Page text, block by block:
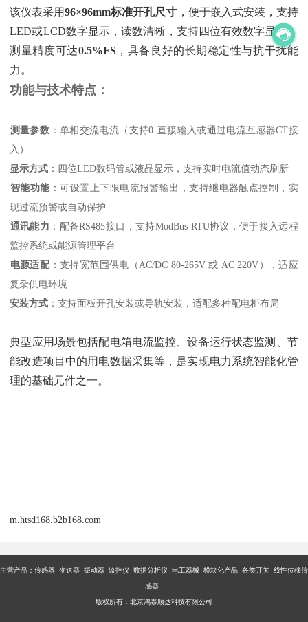
该仪表采用‌96×96mm标准开孔尺寸 ‌，便于嵌入式安装，支持
LED或LCD数字显示，读数清晰，支持四位有效数字显示，
测量精度可达‌0.5%FS‌，具备良好的长期稳定性与抗干扰能
力。
功能与技术特点：
测量参数 ‌：单相交流电流（支持0-直接输入或通过电流互感器CT接
入）
显示方式 ‌：四位LED数码管或液晶显示，支持实时电流值动态刷新
智能功能‌：可设置上下限电流报警输出，支持继电器触点控制，实
现过流预警或自动保护
通讯能力 ‌：配备RS485接口，支持ModBus-RTU协议，便于接入远程
监控系统或能源管理平台
电源适配‌：支持宽范围供电（AC/DC 80-265V 或 AC 220V），适应
复杂供电环境
安装方式 ‌：支持面板开孔安装或导轨安装，适配多种配电柜布局
典型应用场景包括配电箱电流监控、设备运行状态监测、节
能改造项目中的用电数据采集等，是实现电力系统智能化管
理的基础元件之一。
m.htsd168.b2b168.com
主营产品：传感器 变送器 振动器 监控仪 数据分析仪 电工器械 模块化产品 各类开关 线性位移传
感器
版权所有：北京鸿泰顺达科技有限公司